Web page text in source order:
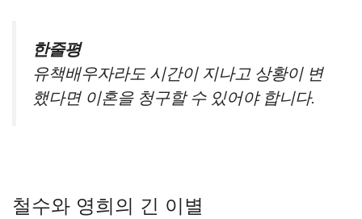
한줄평
유책배우자라도 시간이 지나고 상황이 변
했다면 이혼을 청구할 수 있어야 합니다.
철수와 영희의 긴 이별